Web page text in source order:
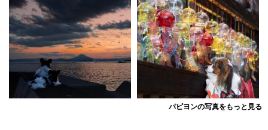
パピヨンの写真をもっと見る